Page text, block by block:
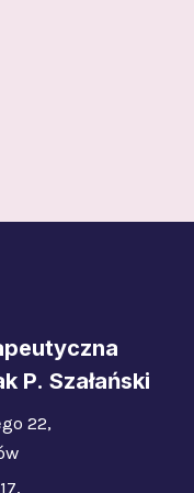
P. Szałański
22,